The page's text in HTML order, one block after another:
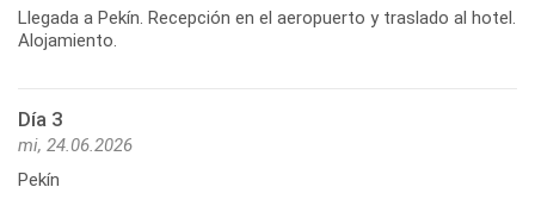
Llegada a Pekín. Recepción en el aeropuerto y traslado al hotel.
Día 3
mi, 24.06.2026
Pekín